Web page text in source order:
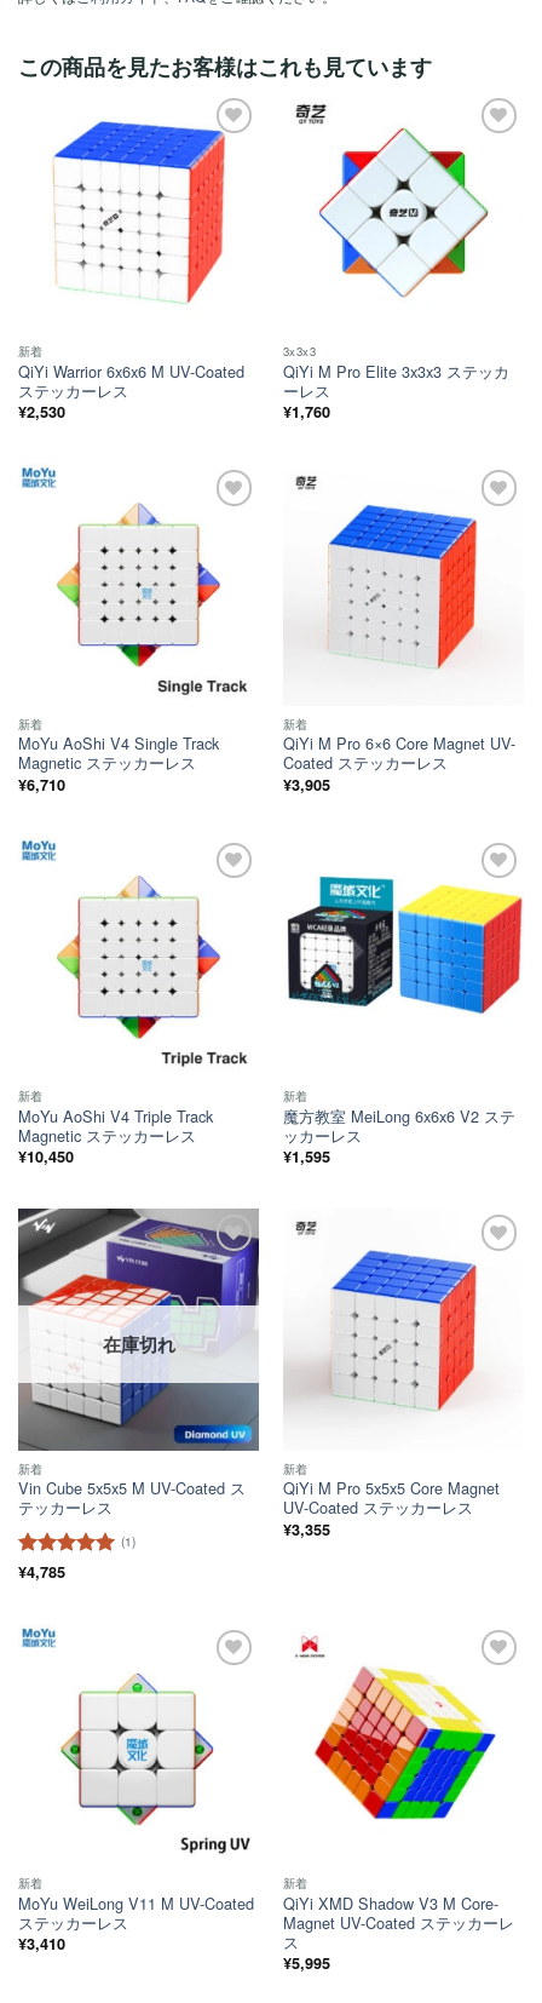
この商品を見たお客様はこれも見ています
ほし
い！
新着
QiYi Warrior 6x6x6 M UV-Coated
ステッカーレス
¥2,530
3x3x3
QiYi M Pro Elite 3x3x3 ステッカ
ーレス
¥1,760
新着
MoYu AoShi V4 Single Track
Magnetic ステッカーレス
¥6,710
新着
QiYi M Pro 6×6 Core Magnet UV-
Coated ステッカーレス
¥3,905
新着
MoYu AoShi V4 Triple Track
Magnetic ステッカーレス
¥10,450
ほし
い！
新着
魔方教室 MeiLong 6x6x6 V2 ステ
ッカーレス
¥1,595
ほし
い！
在庫切れ
新着
Vin Cube 5x5x5 M UV-Coated ス
テッカーレス
5段階中
(1)
¥4,785
新着
QiYi M Pro 5x5x5 Core Magnet
UV-Coated ステッカーレス
¥3,355
新着
MoYu WeiLong V11 M UV-Coated
ステッカーレス
¥3,410
新着
QiYi XMD Shadow V3 M Core-
Magnet UV-Coated ステッカーレ
ス
¥5,995